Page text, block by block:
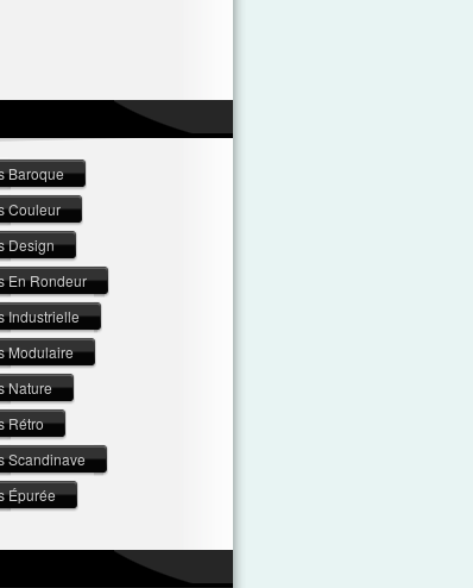
Baroque
Couleur
Design
En Rondeur
Industrielle
Modulaire
Nature
Rétro
Scandinave
Épurée